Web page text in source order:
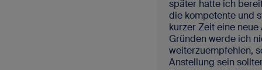
später hatte ich
die kompetente und
kurzer Zeit eine
Gründen werde ich
weiterzuempfehlen,
Anstellung sein